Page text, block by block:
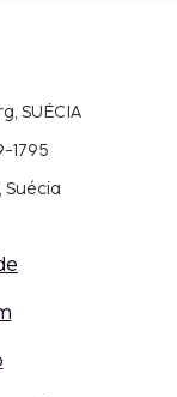
SUÉCIA
1795